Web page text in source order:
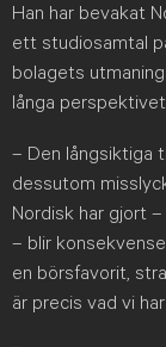
Han har bevakat
ett studiosamtal
bolagets
långa
– Den långsiktiga
dessutom
Nordisk har gjort
– blir
en börsfavorit,
är precis vad vi